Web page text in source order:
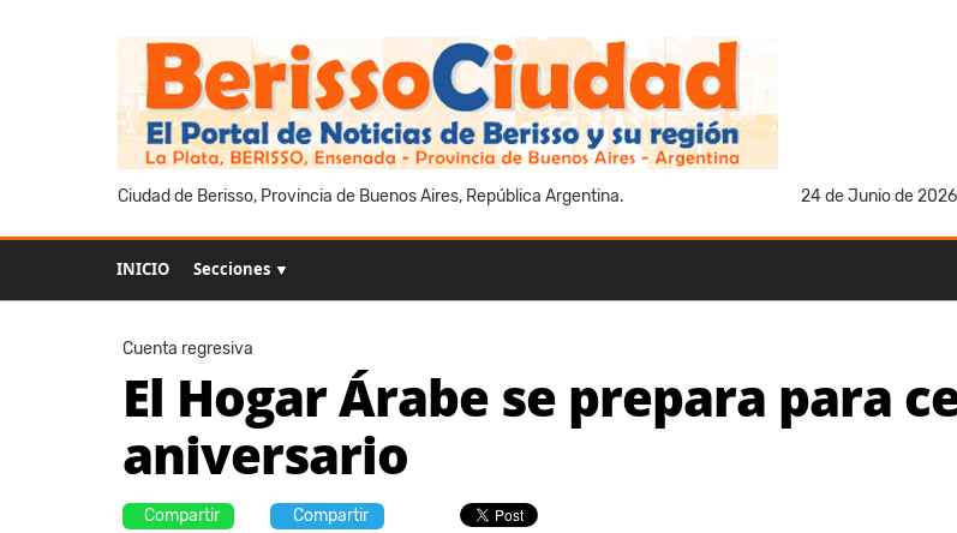
Ciudad de Berisso, Provincia de Buenos Aires, República Argentina. 24 de Junio de 2026
INICIO Secciones ▼
Cuenta regresiva
El Hogar Árabe se prepara para
aniversario
Compartir Compartir